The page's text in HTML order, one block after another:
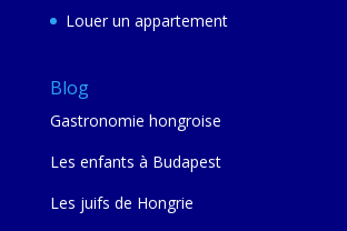
Louer un appartement
Blog
Gastronomie hongroise
Les enfants à Budapest
Les juifs de Hongrie